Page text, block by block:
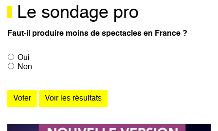
Le sondage pro
Faut-il produire moins de spectacles en France ?
Oui
Non